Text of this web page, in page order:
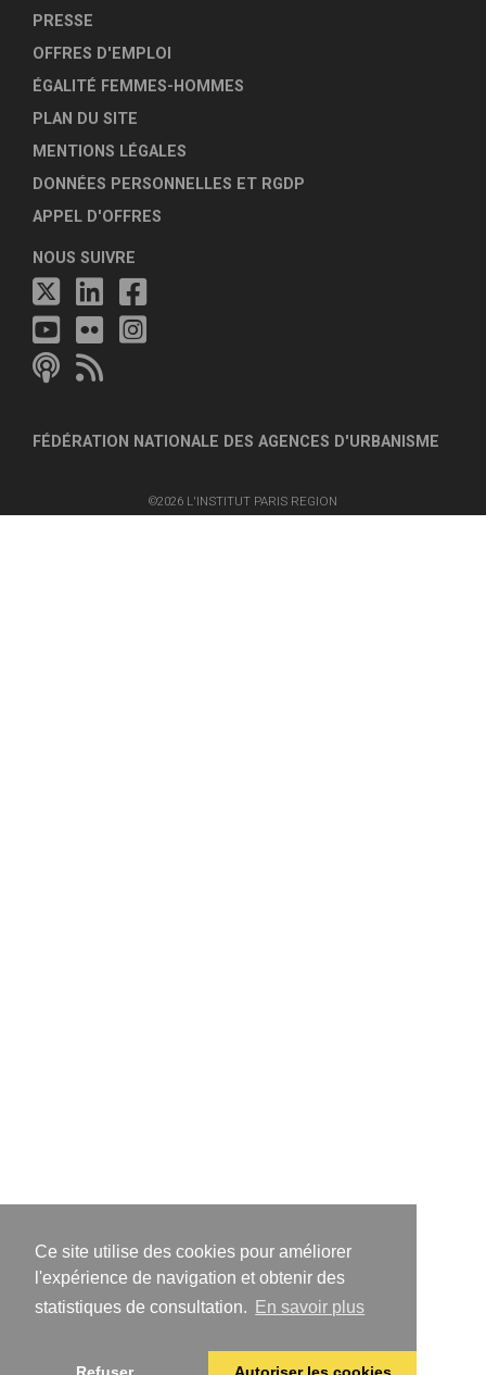
Ce site utilise des cookies pour améliorer
l'expérience de navigation et obtenir des
statistiques de consultation.
En savoir plus
PRESSE
OFFRES D'EMPLOI
ÉGALITÉ FEMMES-HOMMES
PLAN DU SITE
MENTIONS LÉGALES
DONNÉES PERSONNELLES ET RGDP
APPEL D'OFFRES
NOUS SUIVRE
FÉDÉRATION NATIONALE DES AGENCES D'URBANISME
©2026 L'INSTITUT PARIS REGION